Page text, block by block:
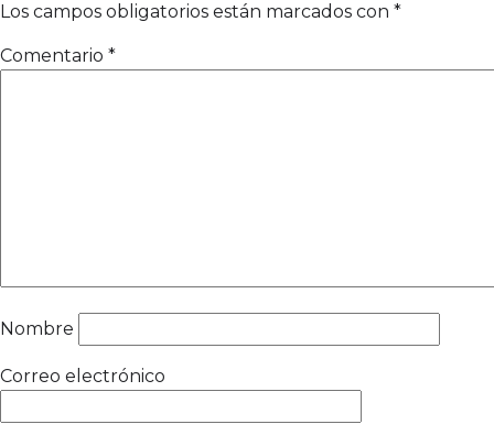
Los campos obligatorios están marcados con *
Comentario *
Nombre
Correo electrónico